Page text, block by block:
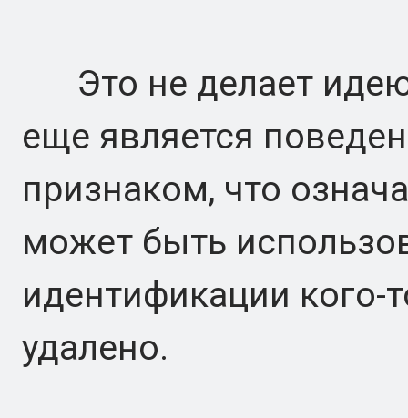
Это не делает идею
еще является
признаком, что
может быть
идентификации кого-
удалено.